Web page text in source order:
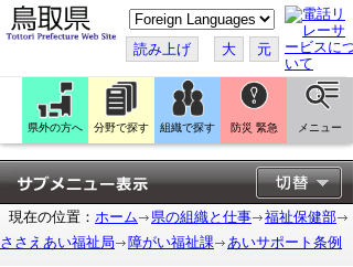
こ
の
ペ
ー
ジ
翻
訳
す
る
読み上げ 大 元
県外の方へ 分野で探す 組織で探す 防災 緊急 メニュー
現在の位置： ホーム 県の組織と仕事
福祉保健部
ささえあい福祉局
障がい福祉課 あいサポート条例